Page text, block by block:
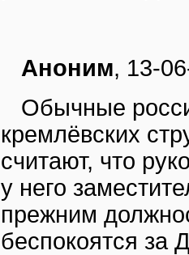
Аноним, 13-
Обычные
кремлёвских
считают, что
у него
прежним
беспокоятся за